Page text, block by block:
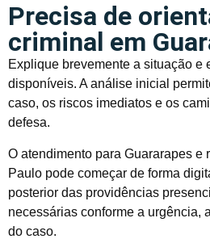
Precisa de
criminal em
Explique brevemente a situação e
disponíveis. A análise inicial
caso, os riscos imediatos e os
defesa.
O atendimento para Guararapes e
Paulo pode começar de forma
posterior das providências
necessárias conforme a urgência,
do caso.